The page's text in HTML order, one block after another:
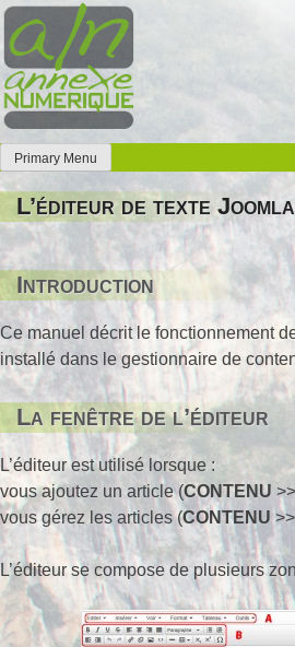
Skip
to
content
Annexe Numérique
Faites l'expérience de la simplicité
Primary Menu
L’éditeur de texte Joomla
Introduction
Ce manuel décrit le fonctionnement
installé dans le gestionnaire de
La fenêtre de l’éditeur
L’éditeur est utilisé lorsque :
vous ajoutez un article (CONTENU >>
vous gérez les articles (CONTENU >>
L’éditeur se compose de plusieurs